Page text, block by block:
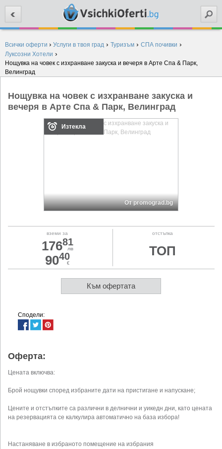
Всички оферти › Услуги в твоя град › Туризъм › СПА почивки ›
Луксозни Хотели ›
Нощувка на човек с изхранване закуска и вечеря в Арте Спа & Парк,
Велинград
Нощувка на човек с изхранване закуска и
вечеря в Арте Спа & Парк, Велинград
Изтекла
От promograd.bg
вземи за
17681
лв
9040
€
отстъпка
ТОП
Към офертата
Сподели:
Оферта:
Цената включва:
Брой нощувки според избраните дати на пристигане и напускане;
Цените и отстъпките са различни в делнични и уикедн дни, като цената
на резервацията се калкулира автоматично на база избора!
Настаняване в избраното помещение на избрания